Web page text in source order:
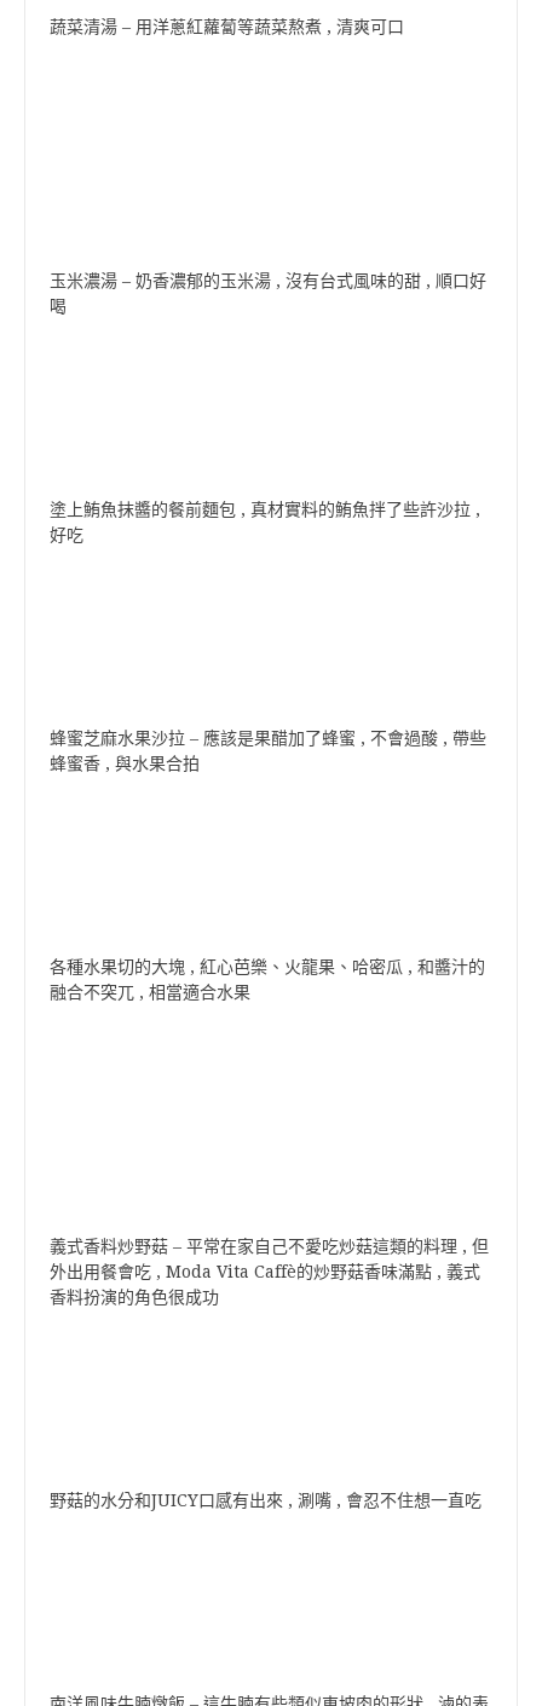
蔬菜清湯 – 用洋蔥紅蘿蔔等蔬菜熬煮 , 清爽可口
玉米濃湯 – 奶香濃郁的玉米湯 , 沒有台式風味的甜 , 順口好
喝
塗上鮪魚抹醬的餐前麵包 , 真材實料的鮪魚拌了些許沙拉 ,
好吃
蜂蜜芝麻水果沙拉 – 應該是果醋加了蜂蜜 , 不會過酸 , 帶些
蜂蜜香 , 與水果合拍
各種水果切的大塊 , 紅心芭樂、火龍果、哈密瓜 , 和醬汁的
融合不突兀 , 相當適合水果
義式香料炒野菇 – 平常在家自己不愛吃炒菇這類的料理 , 但
外出用餐會吃 , Moda Vita Caffè的炒野菇香味滿點 , 義式
香料扮演的角色很成功
野菇的水分和JUICY口感有出來 , 涮嘴 , 會忍不住想一直吃